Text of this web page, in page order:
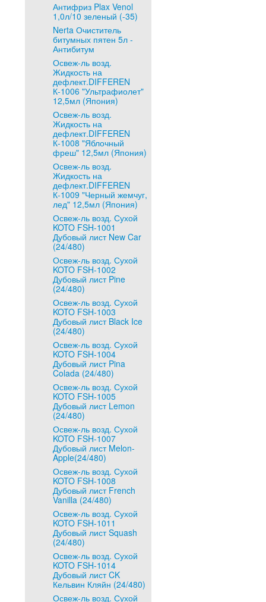
Антифриз Plax Venol
1,0л/10 зеленый (-35)
Nerta Очиститель
битумных пятен 5л -
Антибитум
Освеж-ль возд.
Жидкость на
дефлект.DIFFEREN
К-1006 "Ультрафиолет"
12,5мл (Япония)
Освеж-ль возд.
Жидкость на
дефлект.DIFFEREN
К-1008 "Яблочный
фреш" 12,5мл (Япония)
Освеж-ль возд.
Жидкость на
дефлект.DIFFEREN
К-1009 "Черный жемчуг,
лед" 12,5мл (Япония)
Освеж-ль возд. Сухой
KOTO FSH-1001
Дубовый лист New Car
(24/480)
Освеж-ль возд. Сухой
KOTO FSH-1002
Дубовый лист Pine
(24/480)
Освеж-ль возд. Сухой
KOTO FSH-1003
Дубовый лист Black Ice
(24/480)
Освеж-ль возд. Сухой
KOTO FSH-1004
Дубовый лист Pina
Colada (24/480)
Освеж-ль возд. Сухой
KOTO FSH-1005
Дубовый лист Lemon
(24/480)
Освеж-ль возд. Сухой
KOTO FSH-1007
Дубовый лист Melon-
Apple(24/480)
Освеж-ль возд. Сухой
KOTO FSH-1008
Дубовый лист French
Vanilla (24/480)
Освеж-ль возд. Сухой
KOTO FSH-1011
Дубовый лист Squash
(24/480)
Освеж-ль возд. Сухой
KOTO FSH-1014
Дубовый лист CK
Кельвин Кляйн (24/480)
Освеж-ль возд. Сухой